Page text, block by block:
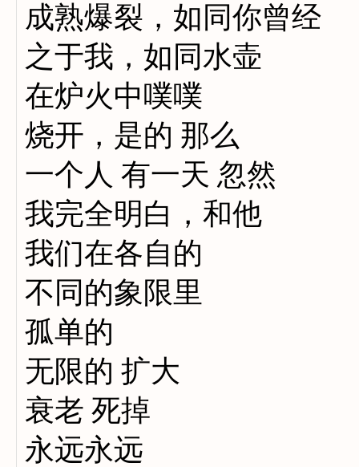
成熟爆裂，如同你曾经
之于我，如同水壶
在炉火中噗噗
烧开，是的 那么
一个人 有一天 忽然
我完全明白，和他
我们在各自的
不同的象限里
孤单的
无限的 扩大
衰老 死掉
永远永远